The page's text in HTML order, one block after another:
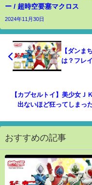
ー / 超時空要塞マクロス
2024年11月30日
【ダンま
は？フレ
ノベ】
【カプセルトイ】美少女Ｊ
出ないほど狂ってしまっ
おすすめの記事